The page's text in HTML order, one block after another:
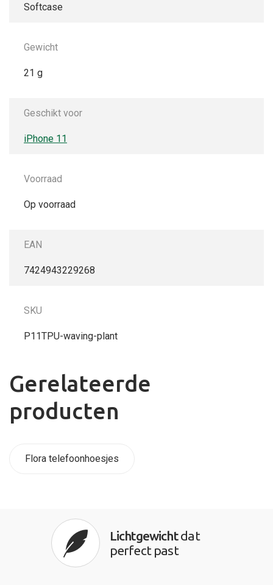
Softcase
Gewicht
21 g
Geschikt voor
iPhone 11
Voorraad
Op voorraad
EAN
7424943229268
SKU
P11TPU-waving-plant
Gerelateerde
producten
Flora telefoonhoesjes
Lichtgewichtdat
perfect past